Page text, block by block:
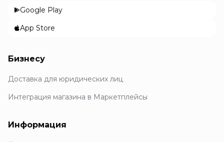
Google Play
App Store
Бизнесу
Доставка для юридических лиц
Интеграция магазина в Маркетплейсы
Информация